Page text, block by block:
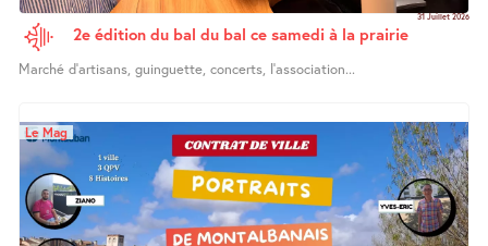
31 Juillet 2026
2e édition du bal du bal ce samedi à la prairie
Marché d’artisans, guinguette, concerts, l’association...
Le Mag